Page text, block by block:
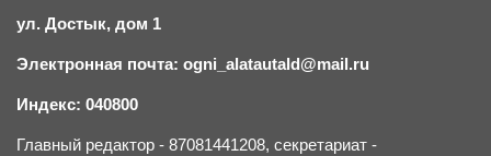
ул. Достык, дом 1
Электронная почта: ogni_alatautald@mail.ru
Индекс: 040800
Главный редактор - 87081441208, секретариат -